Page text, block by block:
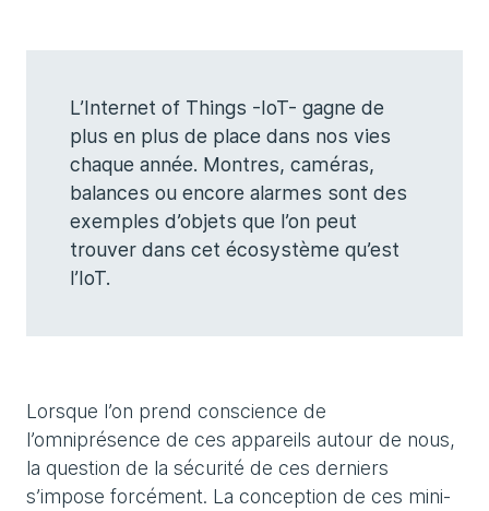
L’Internet of Things -IoT- gagne de
plus en plus de place dans nos vies
chaque année. Montres, caméras,
balances ou encore alarmes sont des
exemples d’objets que l’on peut
trouver dans cet écosystème qu’est
l’IoT.
Lorsque l’on prend conscience de
l’omniprésence de ces appareils autour de nous,
la question de la sécurité de ces derniers
s’impose forcément. La conception de ces mini-